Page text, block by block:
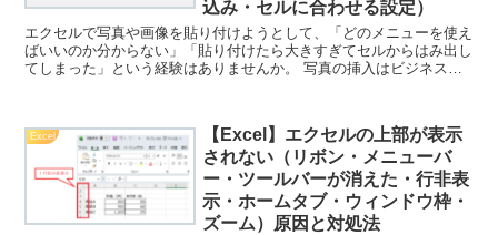
込み・セルに合わせる設定）
エクセルで写真や画像を貼り付けようとして、「どのメニューを使え
ばいいのか分からない」「貼り付けたら大きすぎてセルからはみ出し
てしまった」という経験はありませんか。 写真の挿入はビジネス資
Excel
【Excel】エクセルの上部が表示
されない（リボン・メニューバ
ー・ツールバーが消えた・行非表
示・ホームタブ・ウィンドウ枠・
ズーム）原因と対処法